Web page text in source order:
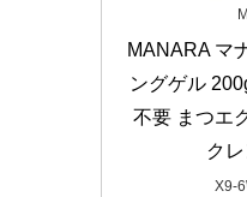
MANARA マ
ングゲル
不要 まつエ
ク
X9-